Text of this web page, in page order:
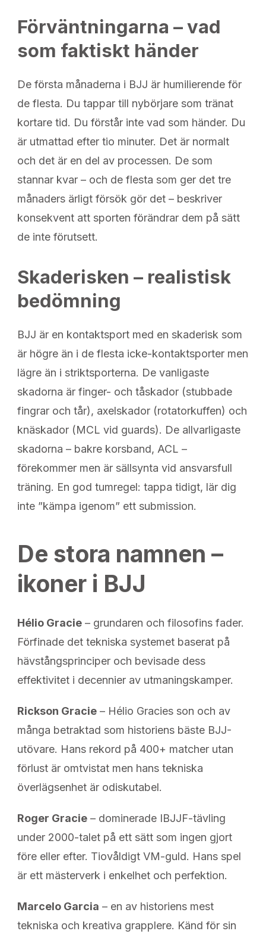
Förväntningarna – vad
som faktiskt händer
De första månaderna i BJJ är humilierende för
de flesta. Du tappar till nybörjare som tränat
kortare tid. Du förstår inte vad som händer. Du
är utmattad efter tio minuter. Det är normalt
och det är en del av processen. De som
stannar kvar – och de flesta som ger det tre
månaders ärligt försök gör det – beskriver
konsekvent att sporten förändrar dem på sätt
de inte förutsett.
Skaderisken – realistisk
bedömning
BJJ är en kontaktsport med en skaderisk som
är högre än i de flesta icke-kontaktsporter men
lägre än i striktsporterna. De vanligaste
skadorna är finger- och tåskador (stub­bade
fingrar och tår), axelskador (rotatorkuffen) och
knäskador (MCL vid guards). De allvarligaste
skadorna – bakre korsband, ACL –
förekommer men är sällsynta vid ansvarsfull
träning. En god tumregel: tappa tidigt, lär dig
inte ”kämpa igenom” ett submission.
De stora namnen –
ikoner i BJJ
Hélio Gracie – grundaren och filosofins fader.
Förfinade det tekniska systemet baserat på
hävstångsprinciper och bevisade dess
effektivitet i decennier av utmaningskamper.
Rickson Gracie – Hélio Gracies son och av
många betraktad som historiens bäste BJJ-
utövare. Hans rekord på 400+ matcher utan
förlust är omtvistat men hans tekniska
överlägsenhet är odiskutabel.
Roger Gracie – dominerade IBJJF-tävling
under 2000-talet på ett sätt som ingen gjort
före eller efter. Tiovåldigt VM-guld. Hans spel
är ett mästerverk i enkelhet och perfektion.
Marcelo Garcia – en av historiens mest
tekniska och kreativa grapplere. Känd för sin